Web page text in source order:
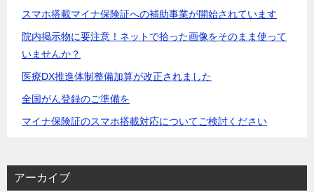
スマホ搭載マイナ保険証への補助事業が開始されています
院内掲示物に要注意！ネットで拾った画像をそのまま使って
いませんか？
医療DX推進体制整備加算が改正されました
全国がん登録のご準備を
マイナ保険証のスマホ搭載対応についてご検討ください
アーカイブ